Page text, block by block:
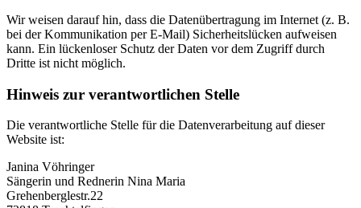
Wir weisen darauf hin, dass die Datenübertragung im Internet (z. B.
bei der Kommunikation per E-Mail) Sicherheitslücken aufweisen
kann. Ein lückenloser Schutz der Daten vor dem Zugriff durch
Dritte ist nicht möglich.
Hinweis zur verantwortlichen Stelle
Die verantwortliche Stelle für die Datenverarbeitung auf dieser
Website ist:
Janina Vöhringer
Sängerin und Rednerin Nina Maria
Grehenberglestr.22